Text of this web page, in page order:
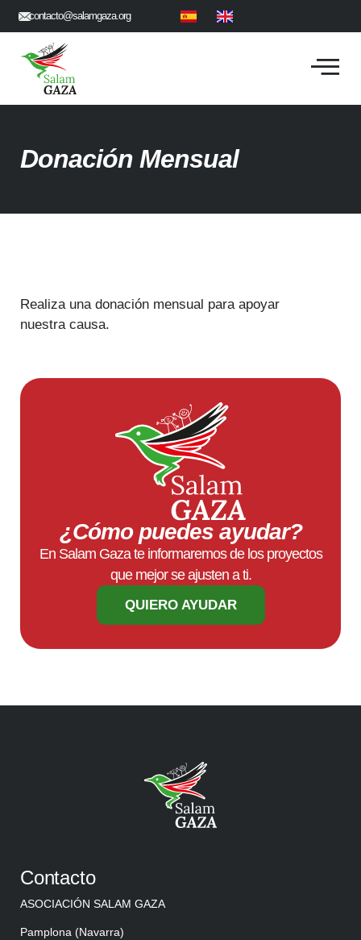
contacto@salamgaza.org
Donación Mensual
Realiza una donación mensual para apoyar
nuestra causa.
¿Cómo puedes ayudar?
En Salam Gaza te informaremos de los proyectos
que mejor se ajusten a ti.
QUIERO AYUDAR
Contacto
ASOCIACIÓN SALAM GAZA
Pamplona (Navarra)